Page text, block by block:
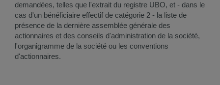
demandées, telles que l'extrait du registre UBO, et - dans le
cas d'un bénéficiaire effectif de catégorie 2 - la liste de
présence de la dernière assemblée générale des
actionnaires et des conseils d'administration de la société,
l'organigramme de la société ou les conventions
d'actionnaires.